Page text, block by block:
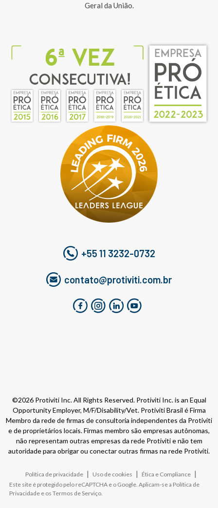
Geral da União.
+55 11 3232-0732
contato@protiviti.com.br
©2026 Protiviti Inc. All Rights Reserved. Protiviti Inc. is an Equal
Opportunity Employer, M/F/Disability/Vet. Protiviti Brasil é Firma
Membro da rede de firmas de consultoria independentes da Protiviti
e de proprietários locais. Firmas membro são empresas autônomas,
não representam outras empresas da rede Protiviti e não tem
autoridade para obrigar ou conectar outras firmas na rede Protiviti.
Política de privacidade | Uso de cookies | Ética e Compliance |
Este site é protegido pelo reCAPTCHA e o Google. Aplicam-se a Política de
Privacidade e os Termos de Serviço.